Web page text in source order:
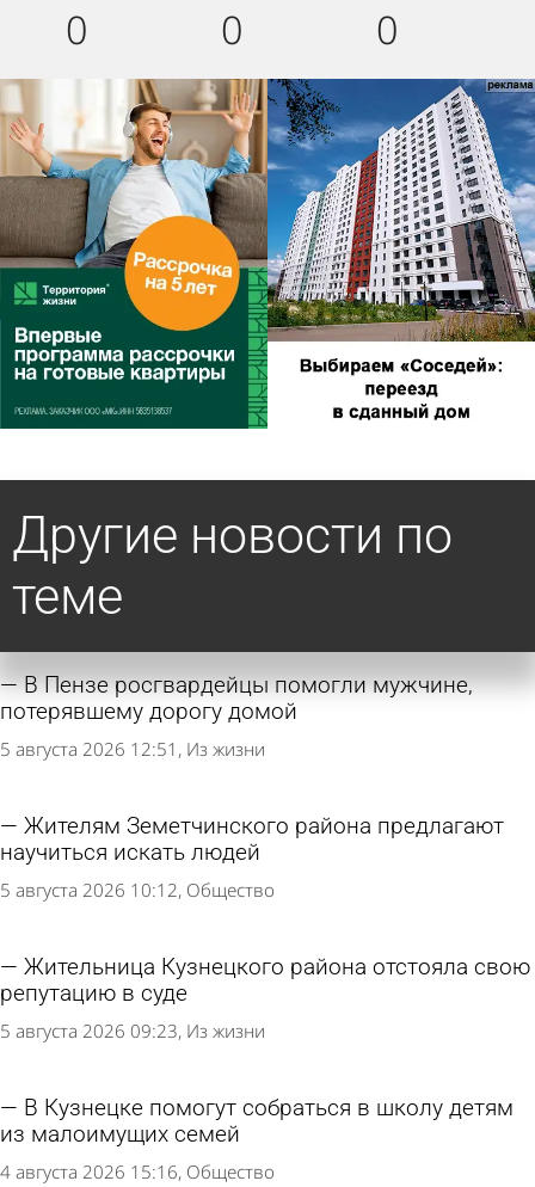
0 0 0
Другие новости по
теме
В Пензе росгвардейцы помогли мужчине,
потерявшему дорогу домой
5 августа 2026 12:51 Из жизни
Жителям Земетчинского района предлагают
научиться искать людей
5 августа 2026 10:12 Общество
Жительница Кузнецкого района отстояла свою
репутацию в суде
5 августа 2026 09:23 Из жизни
В Кузнецке помогут собраться в школу детям
из малоимущих семей
4 августа 2026 15:16 Общество